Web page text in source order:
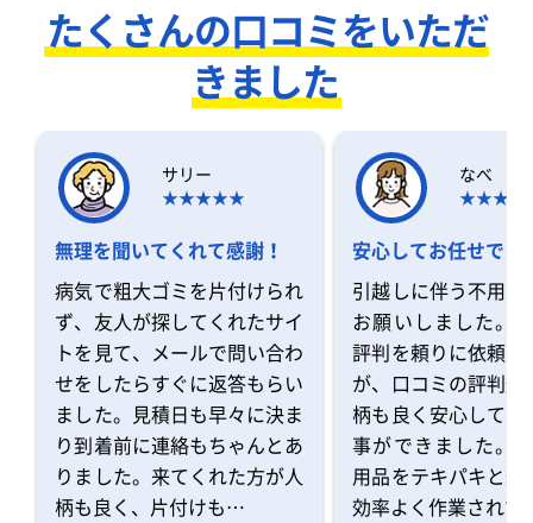
たくさんの口コミをいただ
きました
サリー
無理を聞いてくれて感謝！
病気で粗大ゴミを片付けられ
ず、友人が探してくれたサイ
トを見て、メールで問い合わ
せをしたらすぐに返答もらい
ました。見積日も早々に決ま
り到着前に連絡もちゃんとあ
りました。来てくれた方が人
柄も良く、片付けも…
なべ
安心してお任せでき
引越しに伴う不用品
お願いしました。
評判を頼りに依頼を
が、口コミの評判通
柄も良く安心してお
事ができました。
用品をテキパキと運
効率よく作業され